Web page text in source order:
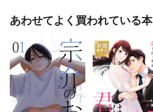
あわせてよく買われている本